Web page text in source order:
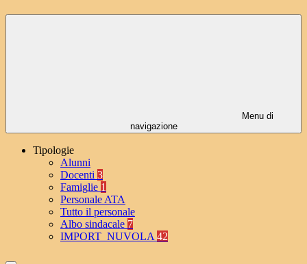
Menu di
navigazione
Tipologie
Alunni
Docenti 3
Famiglie 1
Personale ATA
Tutto il personale
Albo sindacale 7
IMPORT_NUVOLA 42